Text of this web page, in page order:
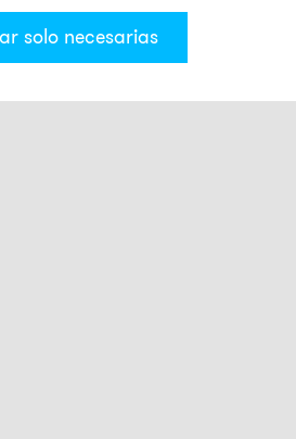
& Filter
solo necesarias